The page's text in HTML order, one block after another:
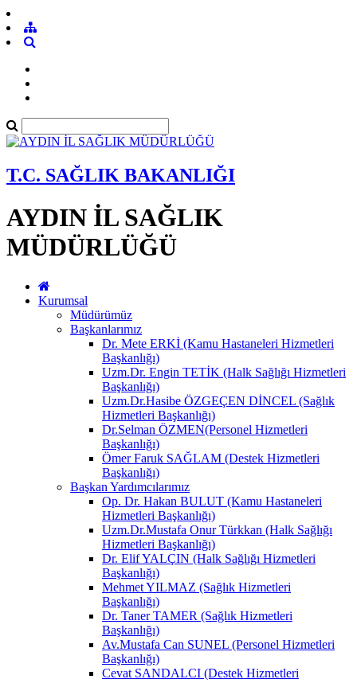
T.C. SAĞLIK BAKANLIĞI
AYDIN İL SAĞLIK
MÜDÜRLÜĞÜ
Kurumsal
Müdürümüz
Başkanlarımız
Dr. Mete ERKİ (Kamu Hastaneleri Hizmetleri
Başkanlığı)
Uzm.Dr. Engin TETİK (Halk Sağlığı Hizmetleri
Başkanlığı)
Uzm.Dr.Hasibe ÖZGEÇEN DİNCEL (Sağlık
Hizmetleri Başkanlığı)
Dr.Selman ÖZMEN(Personel Hizmetleri
Başkanlığı)
Ömer Faruk SAĞLAM (Destek Hizmetleri
Başkanlığı)
Başkan Yardımcılarımız
Op. Dr. Hakan BULUT (Kamu Hastaneleri
Hizmetleri Başkanlığı)
Uzm.Dr.Mustafa Onur Türkkan (Halk Sağlığı
Hizmetleri Başkanlığı)
Dr. Elif YALÇIN (Halk Sağlığı Hizmetleri
Başkanlığı)
Mehmet YILMAZ (Sağlık Hizmetleri
Başkanlığı)
Dr. Taner TAMER (Sağlık Hizmetleri
Başkanlığı)
Av.Mustafa Can SUNEL (Personel Hizmetleri
Başkanlığı)
Cevat SANDALCI (Destek Hizmetleri